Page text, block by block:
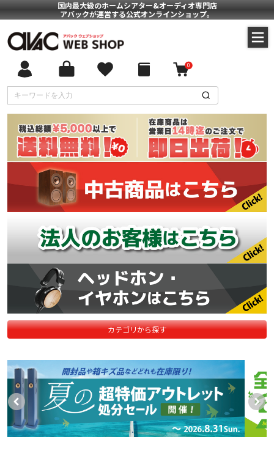
国内最大級のホームシアター&オーディオ専門店
アバックが運営する公式オンラインショップ。
0
カテゴリから探す